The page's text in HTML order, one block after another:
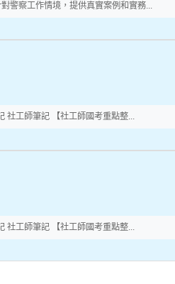
警察工作情境，提供真實案例和實務...
社工師筆記 【社工師國考重點整...
社工師筆記 【社工師國考重點整...